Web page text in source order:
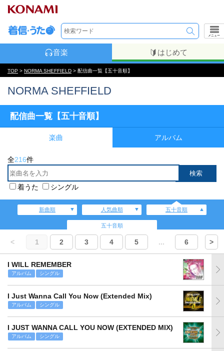
メニュー
音楽 はじめて
TOP > NORMA SHEFFIELD > 配信曲一覧【五十音順】
NORMA SHEFFIELD
配信曲一覧【五十音順】
楽曲 アルバム
全216件
着うた シングル
新曲順 人気曲順 五十音順
五十音順
< 1 2 3 4 5 ... 6 >
I WILL REMEMBER
アルバム シングル
I Just Wanna Call You Now (Extended Mix)
アルバム シングル
I JUST WANNA CALL YOU NOW (EXTENDED MIX)
アルバム シングル